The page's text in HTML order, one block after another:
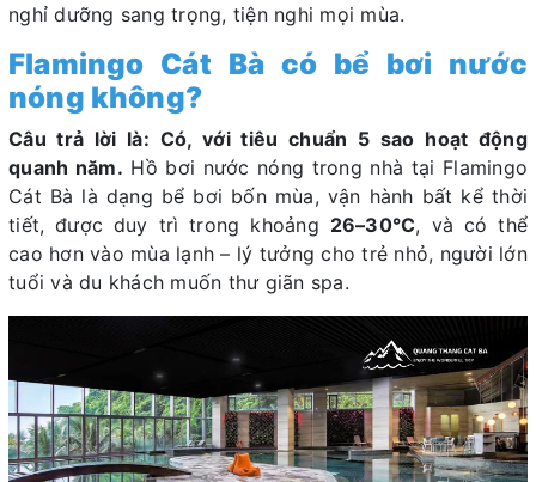
nghỉ dưỡng sang trọng, tiện nghi mọi mùa.
Flamingo Cát Bà có bể bơi nước
nóng không?
Câu trả lời là: Có, với tiêu chuẩn 5 sao hoạt động
quanh năm. Hồ bơi nước nóng trong nhà tại Flamingo
Cát Bà là dạng bể bơi bốn mùa, vận hành bất kể thời
tiết, được duy trì trong khoảng 26–30°C, và có thể
cao hơn vào mùa lạnh – lý tưởng cho trẻ nhỏ, người lớn
tuổi và du khách muốn thư giãn spa.